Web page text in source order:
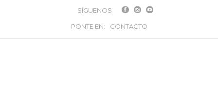
SÍGUENOS
PONTE EN: CONTACTO